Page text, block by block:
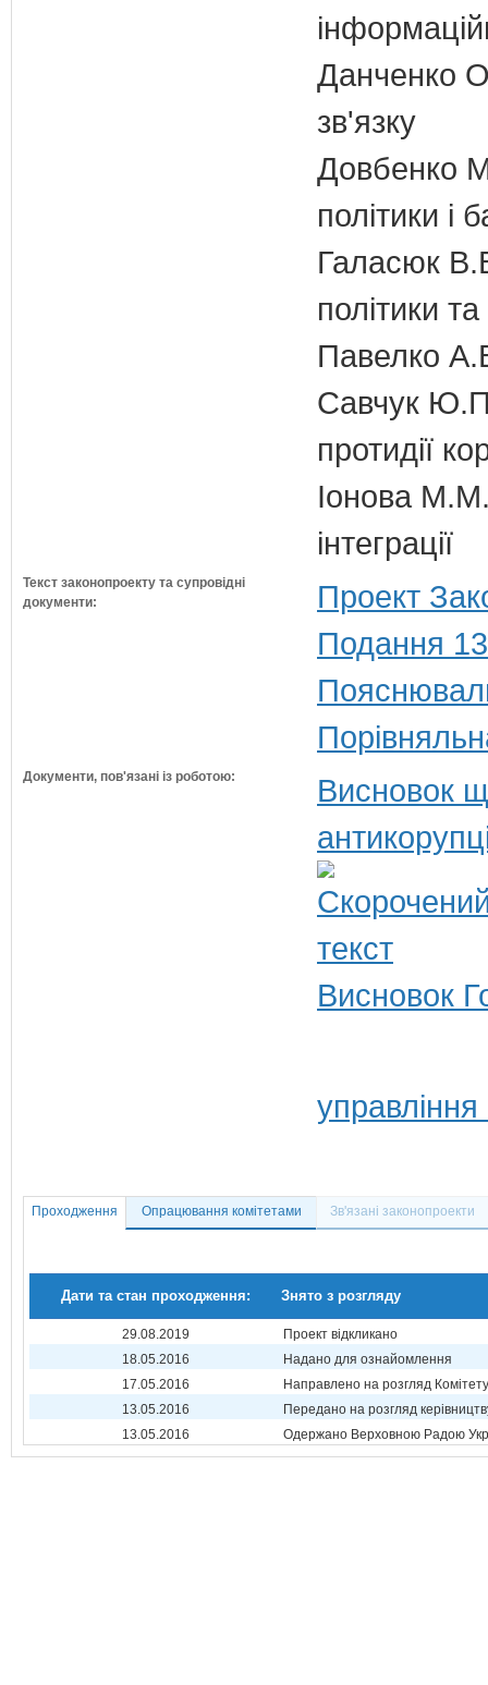
Данченко
зв'язку
Довбенко
політики і
Галасюк
політики
Павелко
Савчук Ю.П.
протидії
Іонова М.М.
інтеграції
Текст законопроекту та супровідні
документи:
Проект
Подання
Документи, пов'язані із роботою:
Висновок
Висновок
Проходження Опрацювання комітетами Зв'язані законопроекти
Дати та стан проходження: Знято з розгляду
29.08.2019
Проект відкликано
18.05.2016
Надано для ознайомлення
17.05.2016
Направлено на розгляд Комітету
13.05.2016
Передано на розгляд
13.05.2016
Одержано Верховною Радою